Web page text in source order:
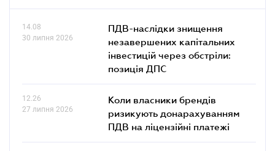
14.08
30 липня 2026
ПДВ-наслідки знищення
незавершених капітальних
інвестицій через обстріли:
позиція ДПС
12.26
27 липня 2026
Коли власники брендів
ризикують донарахуванням
ПДВ на ліцензійні платежі